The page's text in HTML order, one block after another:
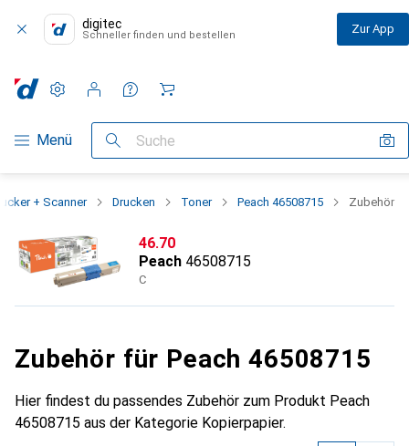
digitec
Schneller finden und bestellen Zur App
Navigation nach Kategorien
Menü Suche
Einstellungen
Kundenkonto
Vergleichslisten
Merklisten
Warenkorb
+ Scanner Drucken Toner Peach 46508715 Zubehör
CHF
46.70
Peach 46508715
C
Zubehör für Peach 46508715
Hier findest du passendes Zubehör zum Produkt Peach
46508715 aus der Kategorie Kopierpapier.